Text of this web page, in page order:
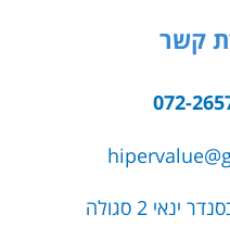
קשר
072-
ינאי 2 סגולה